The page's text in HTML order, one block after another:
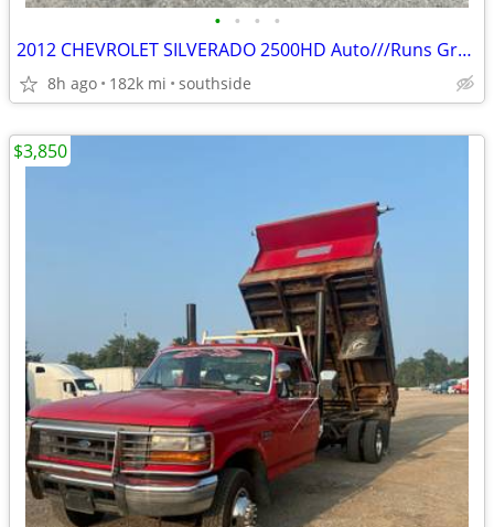
• • • •
2012 CHEVROLET SILVERADO 2500HD Auto///Runs Great
8h ago 182k mi southside
$3,850